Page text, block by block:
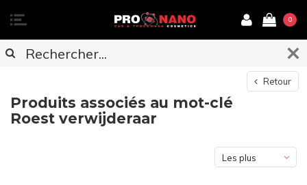
0
Retour
Produits associés au mot-clé
Roest verwijderaar
Les plus